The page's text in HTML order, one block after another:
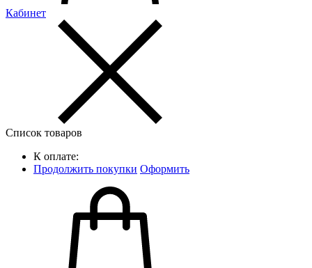
Кабинет
Список товаров
К оплате:
Продолжить покупки Оформить